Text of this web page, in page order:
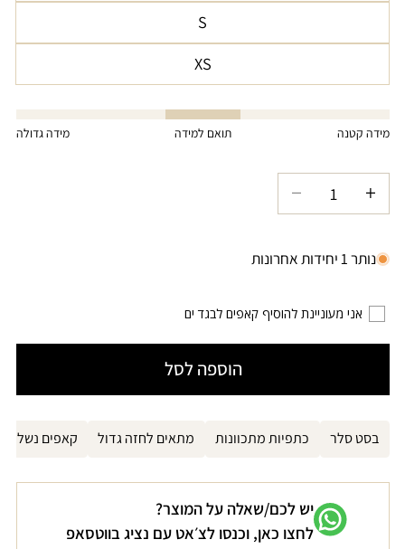
זמינהאו
לא
זמינה
אזלה
לא
S
הגרסה
אזלה
לא
זמינה
XS
הגרסה
אזלה
או
מידה קטנה תואם למידה מידה גדולה
הגדל
עבור
ביקיני
חמרה
CLOUD
עבור
ביקיני
חמרה
CLOUD
נותר 1 יחידות אחרונות
אני מעוניינת להוסיף קאפים לבגד ים
הוספה לסל
בסט סלר כתפיות מתכוונות מתאים לחזה גדול קאפים
יש לכם/שאלה על המוצר?
לחצו כאן, וכנסו לצ׳אט עם נציג בווטסאפ